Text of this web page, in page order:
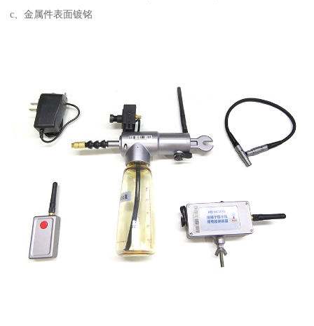
c、金属件表面镀铭